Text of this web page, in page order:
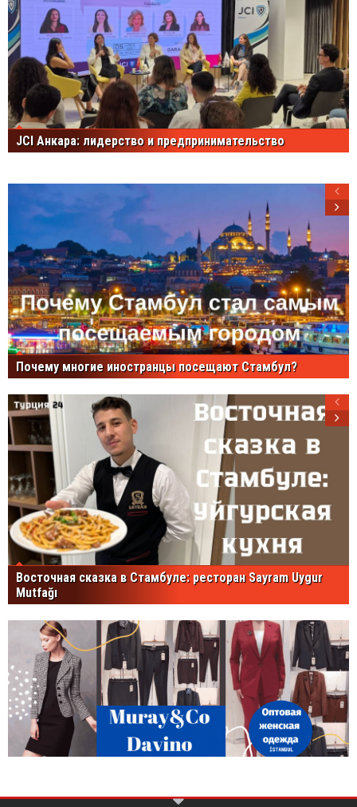
JCI Анкара: лидерство и предпринимательство
Почему многие иностранцы посещают Стамбул?
Восточная сказка в Стамбуле: ресторан Sayram Uygur
Mutfağı